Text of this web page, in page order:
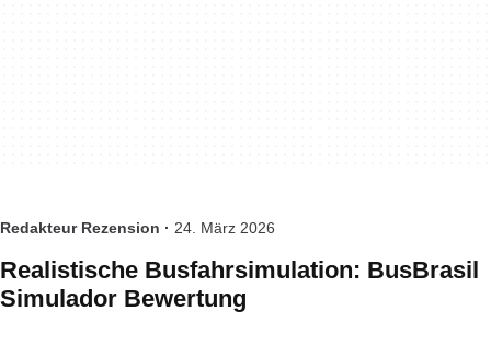
Redakteur Rezension · 24. März 2026
Realistische Busfahrsimulation: BusBrasil
Simulador Bewertung